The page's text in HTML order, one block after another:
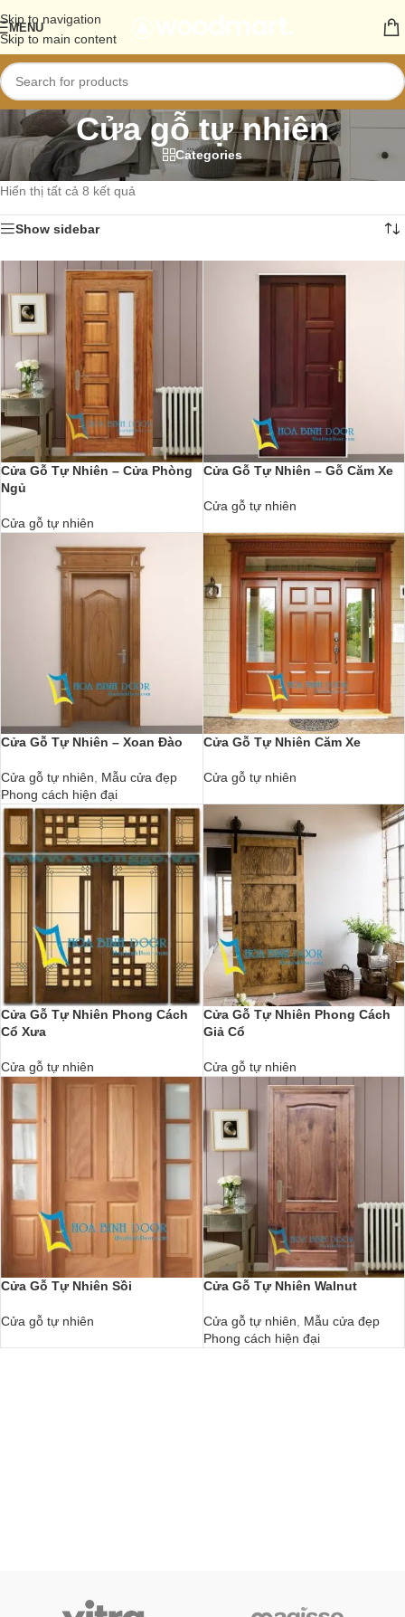
Skip to navigation
Skip to main content
MENU
Cửa gỗ tự nhiên
Categories
Trang chủ /Sản phẩm Cửa gỗ
Cửa gỗ tự nhiên
Hiển thị tất cả 8 kết quả
Show sidebar
Cửa Gỗ Tự Nhiên – Cửa Phòng
Ngủ
Cửa gỗ tự nhiên
Cửa Gỗ Tự Nhiên – Gỗ Căm Xe
Cửa gỗ tự nhiên
Cửa Gỗ Tự Nhiên – Xoan Đào
Cửa gỗ tự nhiên
Mẫu cửa đẹp
Phong cách hiện đại
Cửa Gỗ Tự Nhiên Căm Xe
Cửa gỗ tự nhiên
Cửa Gỗ Tự Nhiên Phong Cách
Cổ Xưa
Cửa gỗ tự nhiên
Cửa Gỗ Tự Nhiên Phong Cách
Giả Cổ
Cửa gỗ tự nhiên
Cửa Gỗ Tự Nhiên Sồi
Cửa gỗ tự nhiên
Cửa Gỗ Tự Nhiên Walnut
Cửa gỗ tự nhiên
Mẫu cửa đẹp
Phong cách hiện đại